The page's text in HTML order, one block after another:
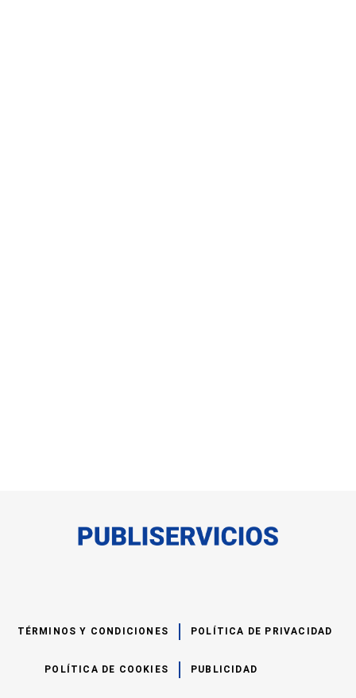
TÉRMINOS Y CONDICIONES POLÍTICA DE PRIVACIDAD
POLÍTICA DE COOKIES PUBLICIDAD